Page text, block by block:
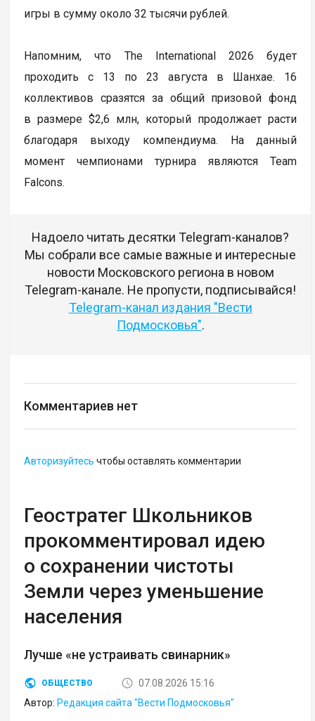
игры в сумму около 32 тысячи рублей.
Напомним, что The International 2026 будет
проходить с 13 по 23 августа в Шанхае. 16
коллективов сразятся за общий призовой фонд
в размере $2,6 млн, который продолжает расти
благодаря выходу компендиума. На данный
момент чемпионами турнира являются Team
Falcons.
Надоело читать десятки Telegram-каналов?
Мы собрали все самые важные и интересные
новости Московского региона в новом
Telegram-канале. Не пропусти, подписывайся!
Telegram-канал издания "Вести
Подмосковья".
Комментариев нет
Авторизуйтесь чтобы оставлять комментарии
Геостратег Школьников
прокомментировал идею
о сохранении чистоты
Земли через уменьшение
населения
Лучше «не устраивать свинарник»
ОБЩЕСТВО
07.08.2026 15:16
Автор: Редакция сайта "Вести Подмосковья"